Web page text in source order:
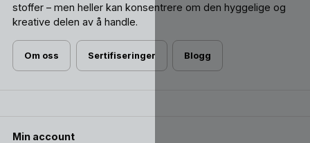
stoffer – men heller kan konsentrere om den hyggelige og
kreative delen av å handle.
Om oss Sertifiseringer Blogg
Min account